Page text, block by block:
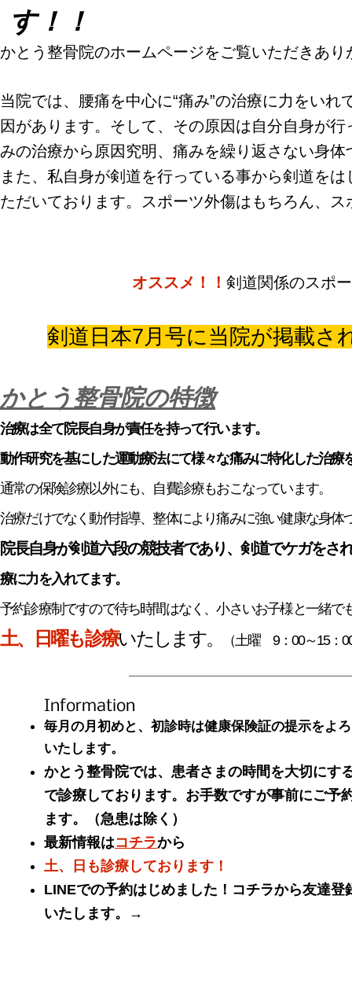
す！！
かとう整骨院のホームページをご覧いただきあ
当院では、腰痛を中心に“痛み”の治療に力をい
因があります。そして、その原因は自分自身が
みの治療から原因究明、痛みを繰り返さない身
また、私自身が剣道を行っている事から剣道を
ただいております。スポーツ外傷はもちろん、
剣道日本7月号に当院が掲載
かとう整骨院の特徴
治療は全て院長自身が責任を持って行います。
動作研究を基にした運動療法にて様々な痛みに特化した治療
通常の保険診療以外にも、自費診療もおこなっています。
治療だけでなく動作指導、整体により痛みに強い健康な身体
院長自身が剣道六段の競技者であり、剣道でケガをさ
療に力を入れてます。
予約診療制ですので待ち時間はなく、小さいお子様と一緒で
土、日曜も診療いたします。 （土曜 9：00～15：
オススメ！！ 剣道関係のスポ
Information
毎月の月初めと、初診時は健康保険証の提示をよ
いたします。
かとう整骨院では、患者さまの時間を大切にす
で診療しております。お手数ですが事前にご予
ます。（急患は除く）
最新情報はコチラから​​​​
土、日も診療しております！
LINEでの予約はじめました！コチラから友達登
いたします。→